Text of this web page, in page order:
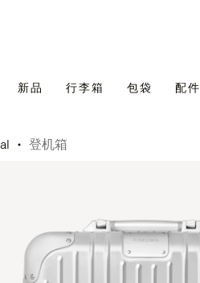
新品 行李箱 包袋 配件
登机箱